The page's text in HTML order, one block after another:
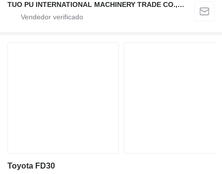
TUO PU INTERNATIONAL MACHINERY TRADE CO., LTD
Toyota FD30